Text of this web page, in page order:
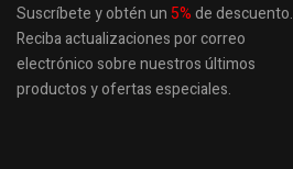
Suscríbete y obtén un 5%de descuento.
Reciba actualizaciones por correo
electrónico sobre nuestros últimos
productosy ofertas especiales.